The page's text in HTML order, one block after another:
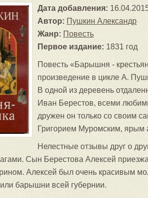
Дата добавления:
Автор: Пушкин Александр
Жанр: Повесть
Первое издание: 1831 год
Повесть «Барышня -
произведение в цикле А.
В одной из деревень
Иван Берестов, всеми
дружен он только со своим
Григорием Муромским, ярым
Нелестные отзывы друг о
Сын Берестова Алексей
Алексей был очень красивым
барышни всей губернии.